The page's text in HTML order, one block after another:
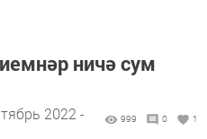
ничә сум
2022 -
999 0 1